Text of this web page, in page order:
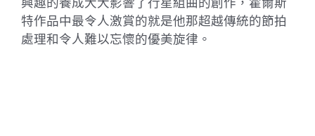
興趣的養成大大影響了行星組曲的創作，霍爾斯
特作品中最令人激賞的就是他那超越傳統的節拍
處理和令人難以忘懷的優美旋律。